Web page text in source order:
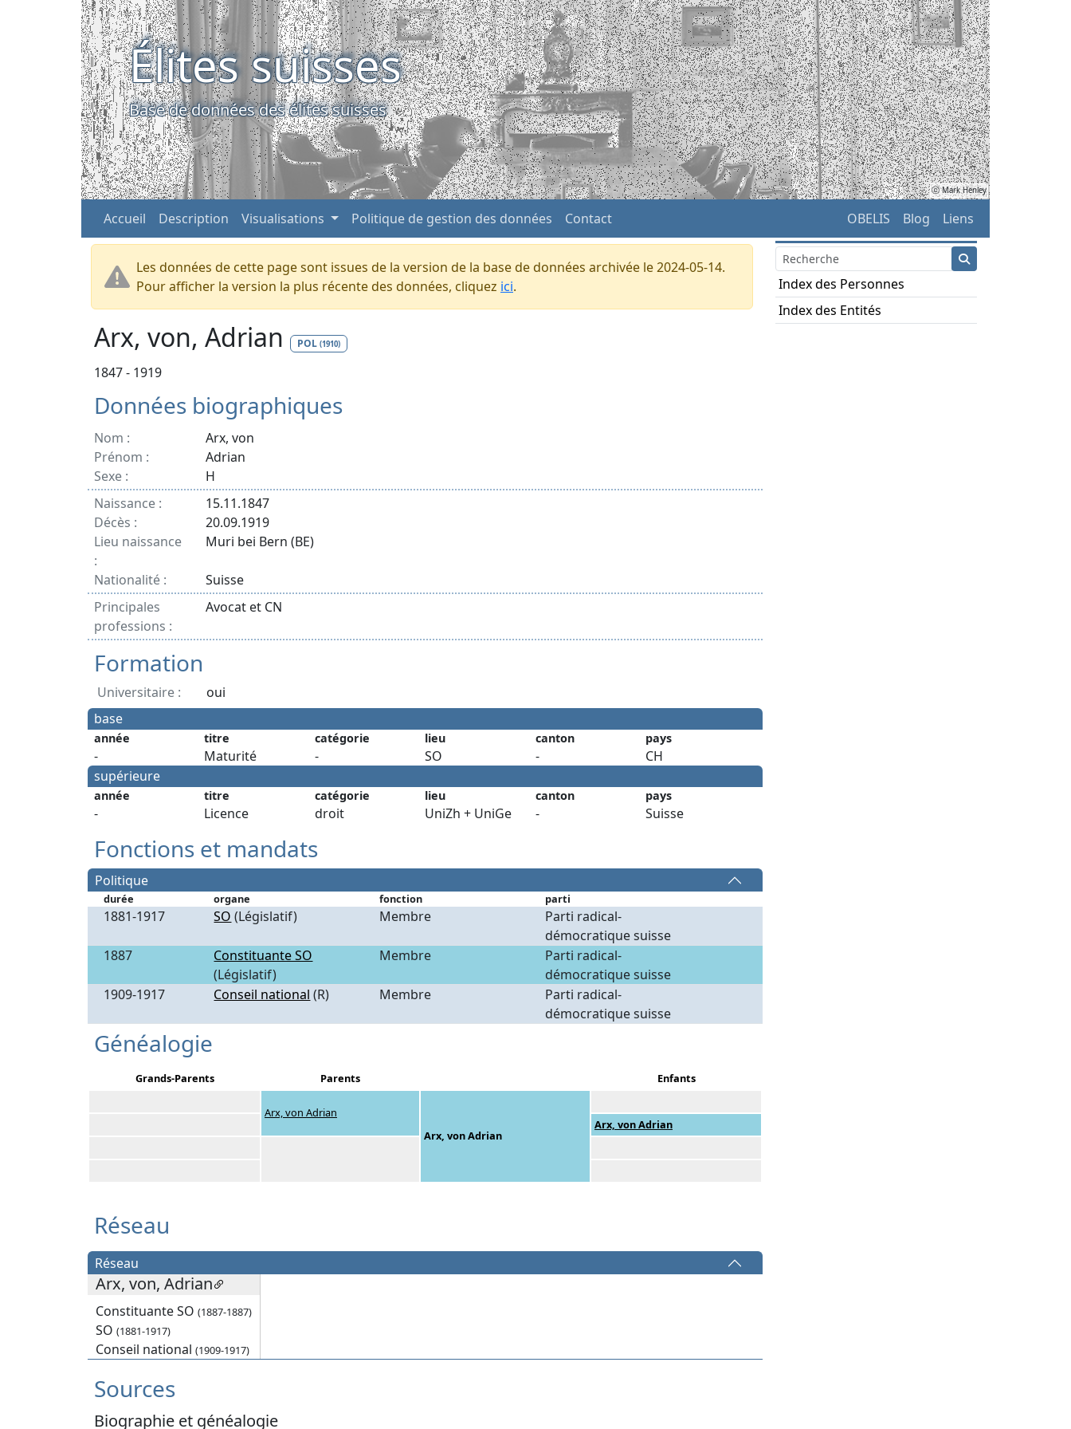
Élites suisses
Base de données des élites suisses
ⓒ Mark Henley
Accueil Description Visualisations Politique de gestion des données Contact OBELIS Blog Liens
Les données de cette page sont issues de la version de la base de données archivée le 2024-05-14.
Pour afficher la version la plus récente des données, cliquez ici.
Arx, von, Adrian POL (1910)
1847 - 1919
Données biographiques
Nom :
Arx, von
Prénom :
Adrian
Sexe :
H
Naissance :
15.11.1847
Décès :
20.09.1919
Lieu naissance
:
Muri bei Bern (BE)
Nationalité :
Suisse
Principales
professions :
Avocat et CN
Formation
Universitaire :
oui
base
année titre catégorie lieu canton pays
- Maturité - SO -
CH
supérieure
année titre catégorie lieu canton pays
- Licence droit UniZh + UniGe - Suisse
Fonctions et mandats
Politique
durée organe fonction parti
1881-1917 SO (Législatif) Membre
Parti radical-
démocratique suisse
1887
Constituante SO
(Législatif)
Membre
Parti radical-
démocratique suisse
1909-1917
Conseil national (R) Membre
Parti radical-
démocratique suisse
Généalogie
Grands-Parents Parents Enfants
Arx, von Adrian
Arx, von Adrian
Arx, von Adrian
Réseau
Réseau
Arx, von, Adrian
Constituante SO (1887-1887)
SO (1881-1917)
Conseil national (1909-1917)
Sources
Biographie et généalogie
Index des Personnes
Index des Entités